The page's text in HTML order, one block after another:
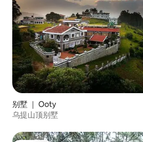
别墅 ｜ Ooty
乌提山顶别墅